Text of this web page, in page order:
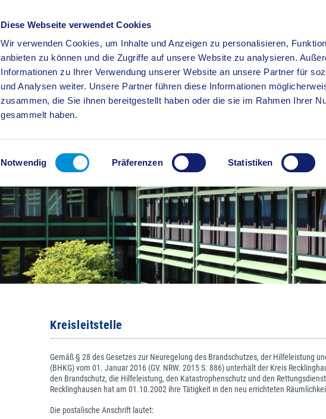
Diese Webseite verwendet Cookies
Wir verwenden Cookies, um Inhalte und Anzeigen zu personalisieren,
anbieten zu können und die Zugriffe auf unsere Website zu analysieren.
Informationen zu Ihrer Verwendung unserer Website an unsere Partner für
und Analysen weiter. Unsere Partner führen diese Informationen
zusammen, die Sie ihnen bereitgestellt haben oder die sie im Rahmen Ihrer
gesammelt haben.
Einwilligungsauswahl
Notwendig Präferenzen Statistiken
BÜRGERSERVICE KREISHAUS WIRTSCHAFT
Kreisleitstelle
Gemäß § 28 des Gesetzes zur Neuregelung des Brandschutzes, der Hilfeleistung
(BHKG) vom 01. Januar 2016 (GV. NRW. 2015 S. 886) unterhält der Kreis
den Brandschutz, die Hilfeleistung, den Katastrophenschutz und den
Recklinghausen hat am 01.10.2002 ihre Tätigkeit in den neu errichteten
Die postalische Anschrift lautet: